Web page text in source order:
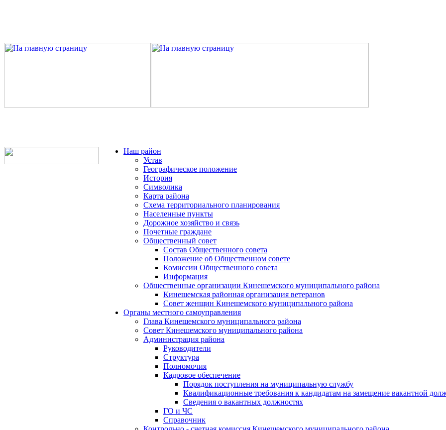
Наш район
Устав
Географическое положение
История
Символика
Карта района
Схема территориального планирования
Населенные пункты
Дорожное хозяйство и связь
Почетные граждане
Общественный совет
Состав Общественного совета
Положение об Общественном совете
Комиссии Общественного совета
Информация
Общественные организации Кинешемского муниципального района
Кинешемская районная организация ветеранов
Совет женщин Кинешемского муниципального района
Органы местного самоуправления
Глава Кинешемского муниципального района
Совет Кинешемского муниципального района
Администрация района
Руководители
Структура
Полномочия
Кадровое обеспечение
Порядок поступления на муниципальную службу
Квалификационные требования к кандидатам на замещение вакантной
Сведения о вакантных должностях
ГО и ЧС
Справочник